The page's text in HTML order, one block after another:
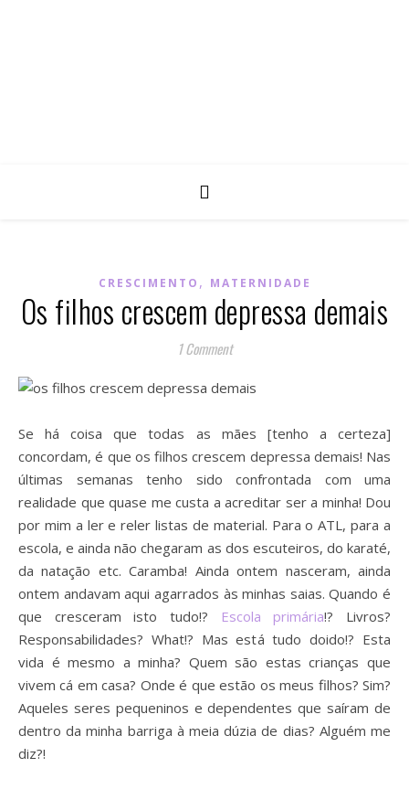
CRESCIMENTO , MATERNIDADE
Os filhos crescem depressa demais
1 Comment
Se há coisa que todas as mães [tenho a certeza]
concordam, é que os filhos crescem depressa demais! Nas
últimas semanas tenho sido confrontada com uma
realidade que quase me custa a acreditar ser a minha! Dou
por mim a ler e reler listas de material. Para o ATL, para a
escola, e ainda não chegaram as dos escuteiros, do karaté,
da natação etc. Caramba! Ainda ontem nasceram, ainda
ontem andavam aqui agarrados às minhas saias. Quando é
que cresceram isto tudo!? Escola primária!? Livros?
Responsabilidades? What!? Mas está tudo doido!? Esta
vida é mesmo a minha? Quem são estas crianças que
vivem cá em casa? Onde é que estão os meus filhos? Sim?
Aqueles seres pequeninos e dependentes que saíram de
dentro da minha barriga à meia dúzia de dias? Alguém me
diz?!